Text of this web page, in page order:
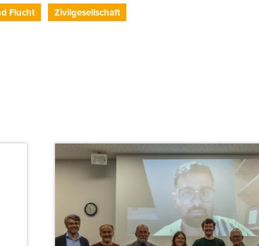
Flucht Zivilgesellschaft